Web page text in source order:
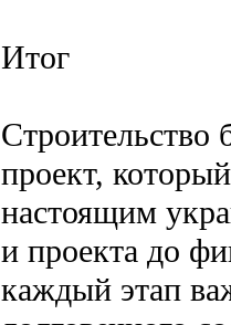
Итог
Строительство
проект,
настоящим
и проекта до
каждый этап